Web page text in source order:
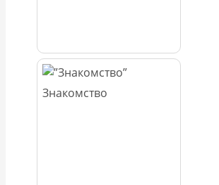
Знакомство